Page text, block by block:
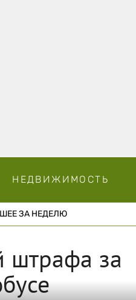
НЕДВИЖИМОСТЬ
ЗА НЕДЕЛЮ
штрафа за